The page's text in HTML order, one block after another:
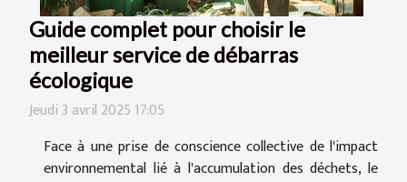
Guide complet pour choisir le
meilleur service de débarras
écologique
Jeudi 3 avril 2025 17:05
Face à une prise de conscience collective de l'impact
environnemental lié à l'accumulation des déchets, le